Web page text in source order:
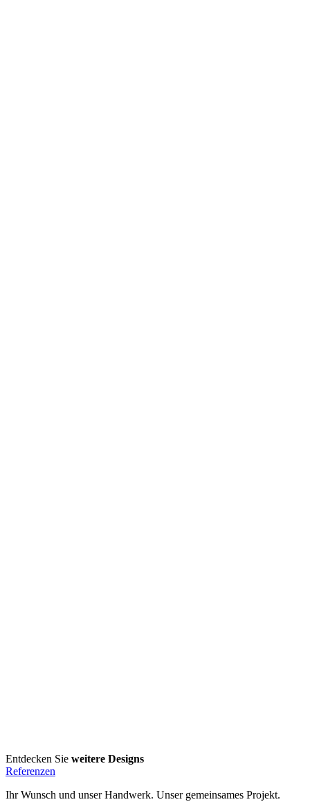
Entdecken Sie weitere Designs
Referenzen
Ihr Wunsch und unser Handwerk. Unser gemeinsames Projekt.